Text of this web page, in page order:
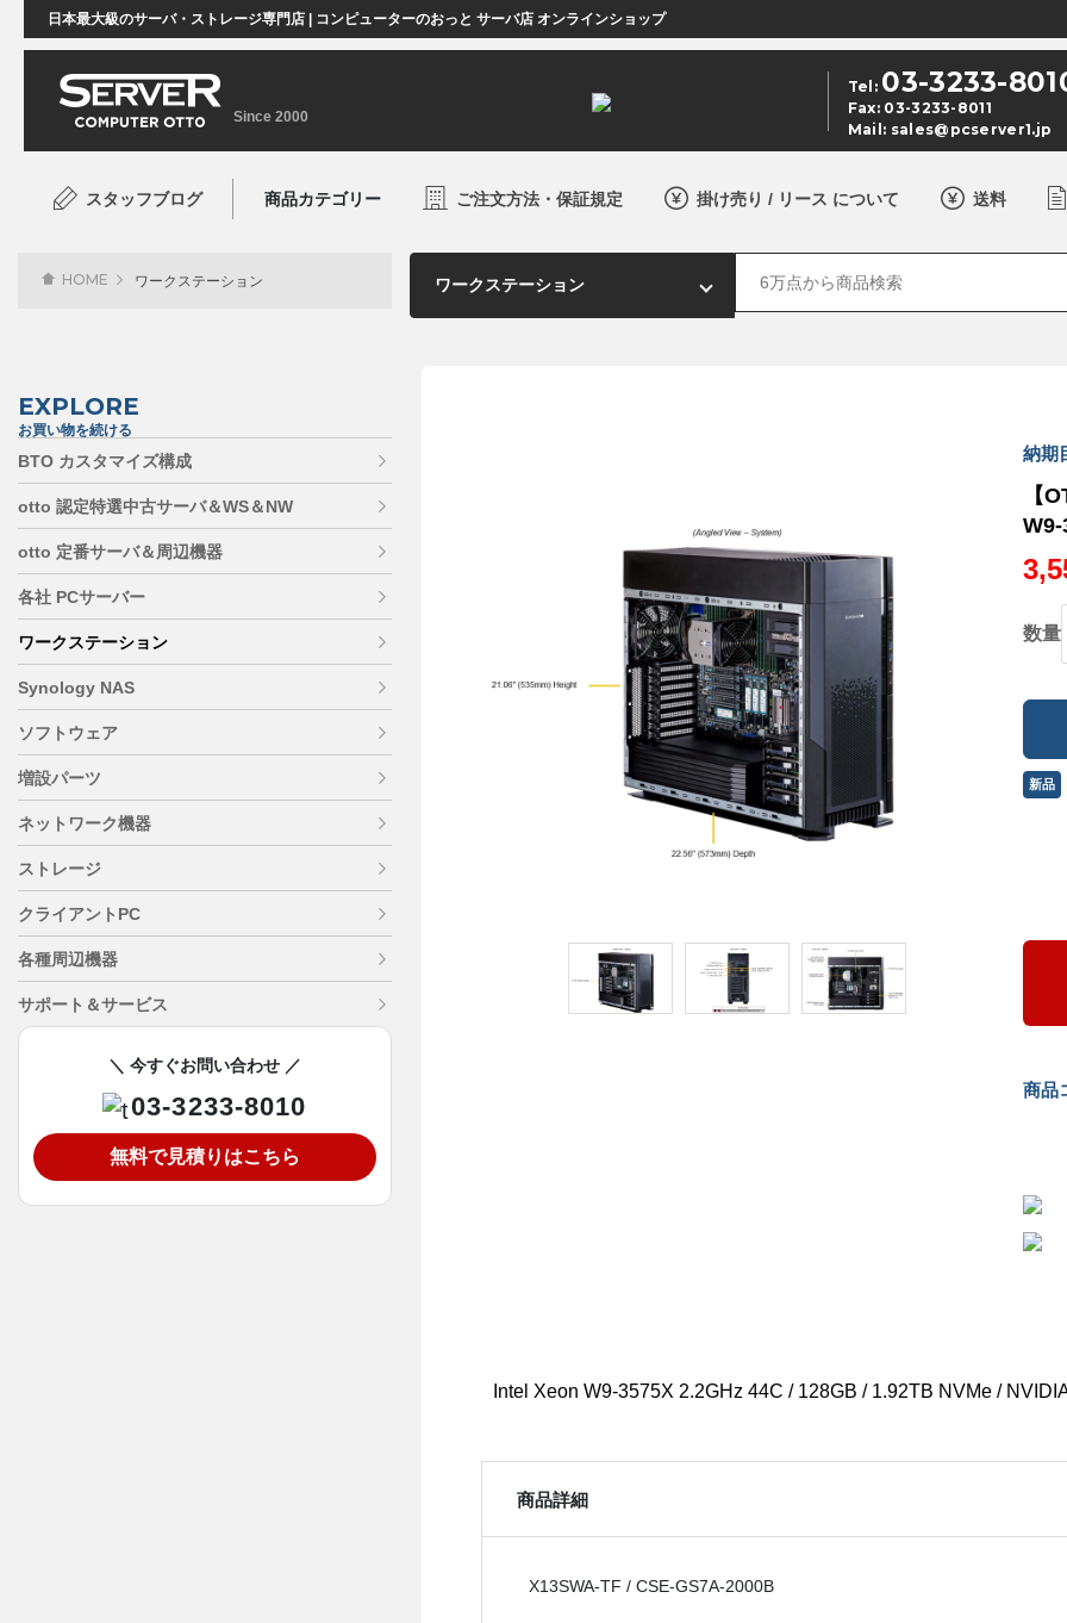
日本最大級のサーバ・ストレージ専門店 | コンピューターのおっと サーバ店 オンラインショップ
Since 2000
Tel: 03-3233-
Fax: 03-3233-8011
Mail: sales@pcserver1.jp
スタッフブログ 商品カテゴリー ご注文方法・保証規定 掛け売り / リース について 送料
納期
【
W9-
数量
新品
商品
Intel Xeon W9-3575X 2.2GHz 44C / 128GB / 1.92TB NVMe /
商品詳細
X13SWA-TF / CSE-GS7A-2000B
HOME ワークステーション
EXPLORE
お買い物を続ける
BTO カスタマイズ構成
otto 認定特選中古サーバ＆WS＆NW
otto 定番サーバ＆周辺機器
各社 PCサーバー
ワークステーション
Synology NAS
ソフトウェア
増設パーツ
ネットワーク機器
ストレージ
クライアントPC
各種周辺機器
サポート＆サービス
＼ 今すぐお問い合わせ ／
03-3233-8010
無料で見積りはこちら